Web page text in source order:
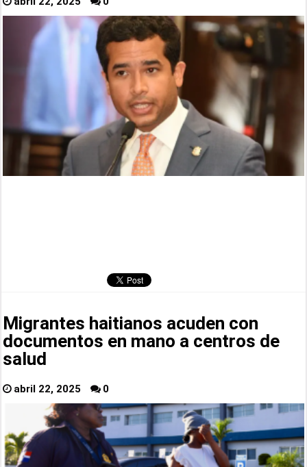
Migrantes haitianos acuden con
documentos en mano a centros de
salud
abril 22, 2025 0